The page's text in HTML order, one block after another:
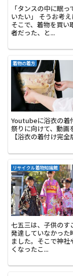
「タンスの中に眠
いたい」 そうお考
そこで、着物を買い
者だった、と...
着物の着方
Youtubeに浴衣の着
祭りに向けて、動画
【浴衣の着付け完
リサイクル着物知識館
七五三は、子供のす
発達していなかった
ました。そこで神
くなったこ...